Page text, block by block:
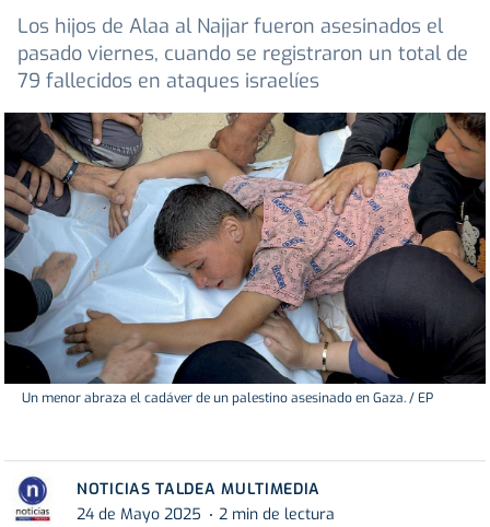
Los hijos de Alaa al Najjar fueron asesinados el
pasado viernes, cuando se registraron un total de
79 fallecidos en ataques israelíes
Un menor abraza el cadáver de un palestino asesinado en Gaza. / EP
NOTICIAS TALDEA MULTIMEDIA
24 de Mayo 2025
2 min de lectura